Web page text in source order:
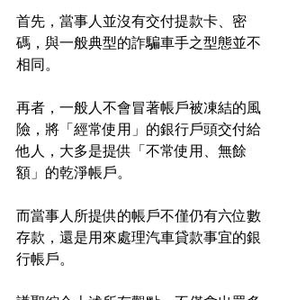
首先，當事人並沒有交付提款卡、密
碼，與一般典型的詐騙車手之型態並不
相同。
再者，一般人不會冒著帳戶被凍結的風
險，將「經常使用」的銀行戶頭交付給
他人，大多是提供「不常使用、無餘
額」的乾淨帳戶。
而當事人所提供的帳戶不僅仍有六位數
存款，還是用來處理汽車貸款事宜的銀
行帳戶。